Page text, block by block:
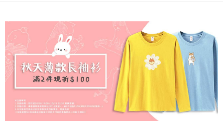
買賣價金債權讓與本公司後，依約使用本公司帳單繳交帳款。
2.基於同意付款使用「大哥付你分期」之契約關係目的，商店將以您的個人
資料（包含姓名、電話或地址）提供予台灣大哥大進項蒐集、處理及利用，
由本公司與您本人進行分期帳單所需資料之確認、核對及更正。
3.完整用戶服務條款，請詳閱以下連結：
https://oppay.tw/userRule
購買商品的店家。未經商家同意取消之訂單仍視為有效，需透過AFTEE先享
後付繳納相關費用。
※ 交易是否成功請以「AFTEE先享後付 」之結帳頁面顯示為準，若有關於
是否繳費成功／繳費後需取消欲退款等相關疑問，請聯繫「AFTEE先享後付
客戶支援中心」https://netprotections.freshdesk.com/support/home
【注意事項】
１．透過由恩沛科技股份有限公司提供之「AFTEE先享後付」服務完成之交
易，需依本服務之必要範圍內提供個人資料，並將交易相關給付款項請求債
權轉讓予恩沛科技股份有限公司。
２．關於個人資料處理事宜，請瀏覽以下網址：
每筆NT$65，滿NT$899(含以上)免運費
付款後7-11取貨
每筆NT$60，滿NT$899(含以上)免運費
宅配
每筆NT$65，滿NT$899(含以上)免運費